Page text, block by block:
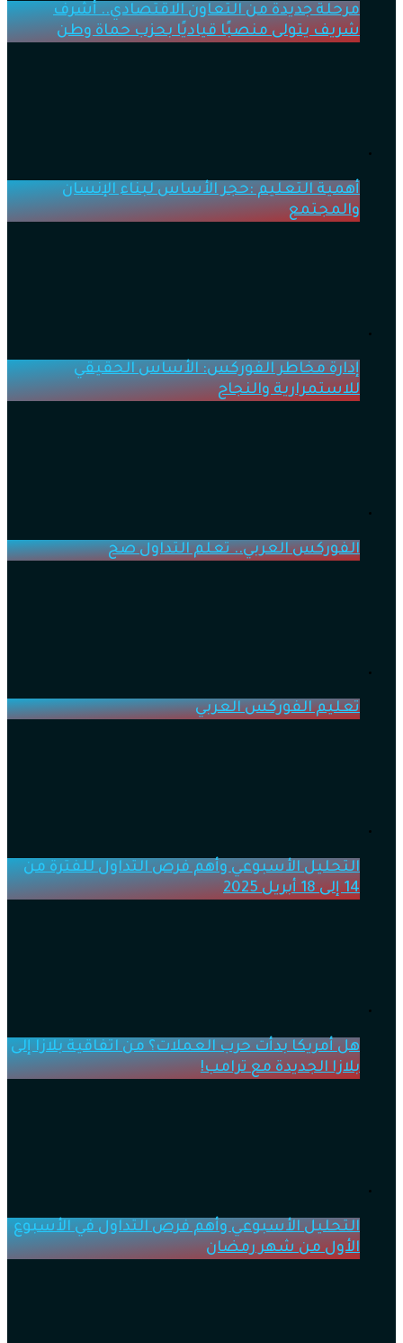
مرحلة جديدة من التعاون الاقتصادي.. أشرف
شريف يتولى منصبًا قياديًا بحزب حماة وطن
أهمية التعليم :حجر الأساس لبناء الإنسان
والمجتمع
إدارة مخاطر الفوركس: الأساس الحقيقي
للاستمرارية والنجاح
الفوركس العربي.. تعلم التداول صح
تعليم الفوركس العربي
التحليل الأسبوعي وأهم فرص التداول للفترة من
14 إلى 18 أبريل 2025
هل أمريكا بدأت حرب العملات؟ من اتفاقية بلازا إلى
بلازا الجديدة مع ترامب!
التحليل الأسبوعي وأهم فرص التداول في الأسبوع
الأول من شهر رمضان